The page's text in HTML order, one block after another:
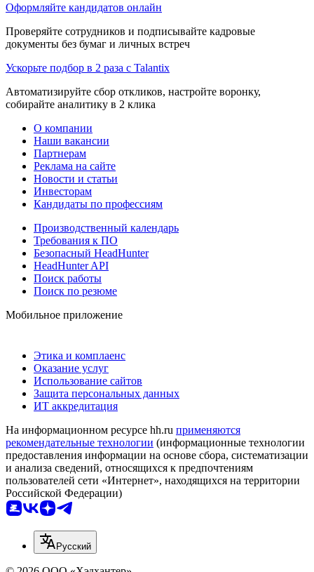
Оформляйте кандидатов онлайн
Проверяйте сотрудников и подписывайте кадровые
документы без бумаг и личных встреч
Ускорьте подбор в 2 раза с Talantix
Автоматизируйте сбор откликов, настройте воронку,
собирайте аналитику в 2 клика
О компании
Наши вакансии
Партнерам
Реклама на сайте
Новости и статьи
Инвесторам
Кандидаты по профессиям
Производственный календарь
Требования к ПО
Безопасный HeadHunter
HeadHunter API
Поиск работы
Поиск по резюме
Мобильное приложение
Этика и комплаенс
Оказание услуг
Использование сайтов
Защита персональных данных
ИТ аккредитация
На информационном ресурсе hh.ru применяются
рекомендательные технологии (информационные технологии
предоставления информации на основе сбора, систематизации
и анализа сведений, относящихся к предпочтениям
пользователей сети «Интернет», находящихся на территории
Российской Федерации)
Русский